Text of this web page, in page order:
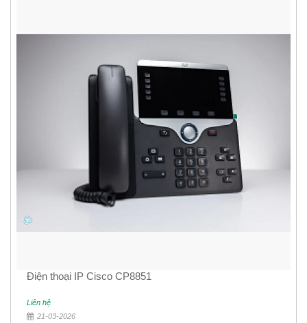
Điện thoại IP Cisco CP8851
Liên hệ
21-03-2026